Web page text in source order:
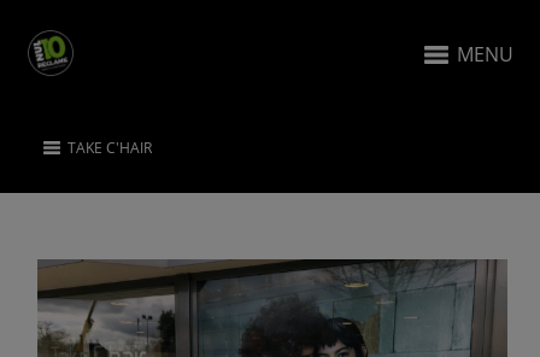
MENU
TAKE C'HAIR